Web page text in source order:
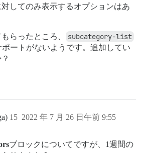
してのみ表示するオプションはあ
らったところ、 subcategory-list
ートがないようです。追加してい
2022 年 7 月 26 日午前 9:55
15
ブロックについてですが、1週間の